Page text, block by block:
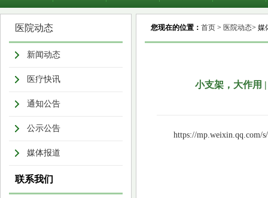
医院动态
新闻动态
医疗快讯
通知公告
公示公告
媒体报道
联系我们
您现在的位置： 首页 > 医院动态> 媒
小支架，大作用
https://mp.weixin.qq.com/